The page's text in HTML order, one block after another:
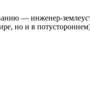
— инженер-
но и в